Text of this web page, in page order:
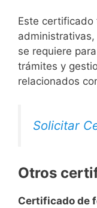
Este
se requiere
trámites y
relacionados
Solicitar
Otros
Certificado de